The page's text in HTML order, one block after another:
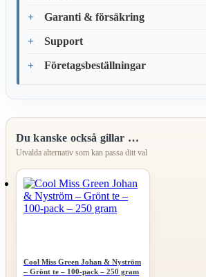
Garanti & försäkring
Support
Företagsbeställningar
Du kanske också gillar …
Cool Miss Green Johan & Nyström
– Grönt te – 100-pack – 250 gram